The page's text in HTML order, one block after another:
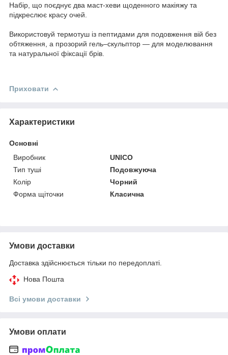
Набір, що поєднує два маст-хеви щоденного макіяжу та
підкреслює красу очей.
Використовуй термотуш із пептидами для подовження вій без
обтяження, а прозорий гель–скульптор — для моделювання
та натуральної фіксації брів.
Приховати
Характеристики
Основні
Виробник
UNICO
Тип туші
Подовжуюча
Колір
Чорний
Форма щіточки
Класична
Умови доставки
Доставка здійснюється тільки по передоплаті.
Нова Пошта
Всі умови доставки
Умови оплати